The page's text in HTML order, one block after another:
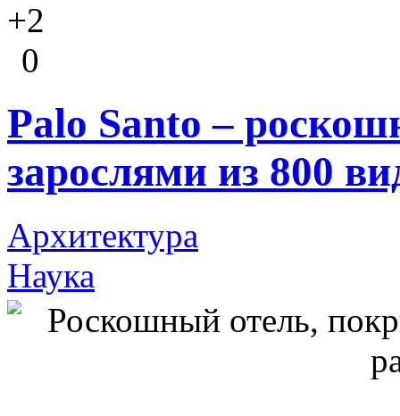
+2
0
Palo Santo –
зарослями из 800
Архитектура
Наука